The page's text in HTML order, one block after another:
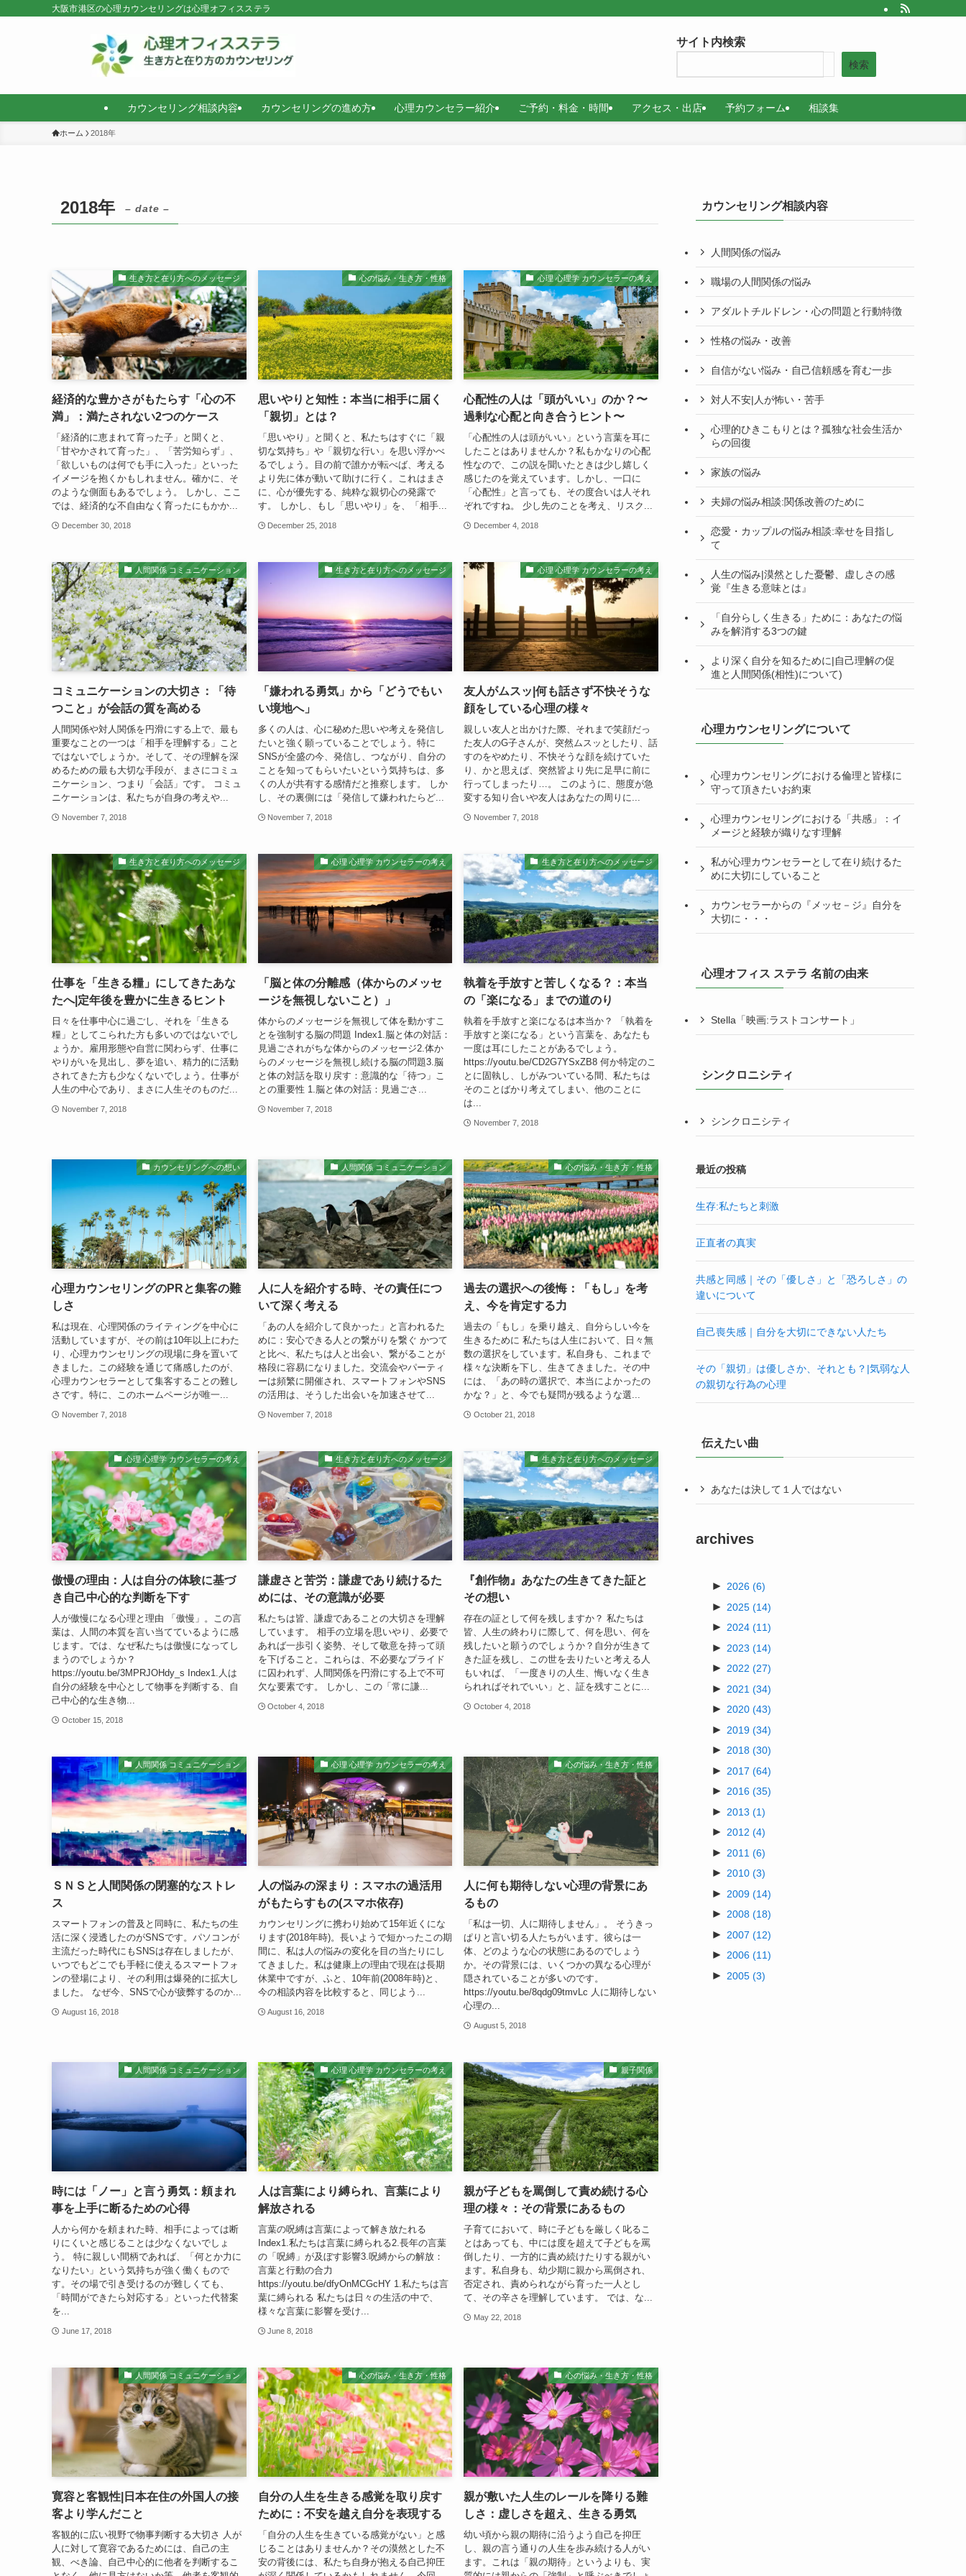
大阪市港区の心理カウンセリングは心理オフィスステラ
カウンセリング相談内容 カウンセリングの進め方 心理カウンセラー紹介 ご予約・料金・時間 アクセス・出店 予約フォーム 相談集
サイト内検索
検索
ホーム 2018年
2018年 – date –
生き方と在り方へのメッセージ
経済的な豊かさがもたらす「心の不
満」：満たされない2つのケース
「経済的に恵まれて育った子」と聞くと、
「甘やかされて育った」、「苦労知らず」、
「欲しいものは何でも手に入った」といった
イメージを抱くかもしれません。確かに、そ
のような側面もあるでしょう。 しかし、ここ
では、経済的な不自由なく育ったにもかか...
December 30, 2018
心の悩み・生き方・性格
思いやりと知性：本当に相手に届く
「親切」とは？
「思いやり」と聞くと、私たちはすぐに「親
切な気持ち」や「親切な行い」を思い浮かべ
るでしょう。目の前で誰かが転べば、考える
より先に体が動いて助けに行く。これはまさ
に、心が優先する、純粋な親切心の発露で
す。 しかし、もし「思いやり」を、「相手...
December 25, 2018
心理 心理学 カウンセラーの考え
心配性の人は「頭がいい」のか？〜
過剰な心配と向き合うヒント〜
「心配性の人は頭がいい」という言葉を耳に
したことはありませんか？私もかなりの心配
性なので、この説を聞いたときは少し嬉しく
感じたのを覚えています。しかし、一口に
「心配性」と言っても、その度合いは人それ
ぞれですね。 少し先のことを考え、リスク...
December 4, 2018
人間関係 コミュニケーション
コミュニケーションの大切さ：「待
つこと」が会話の質を高める
人間関係や対人関係を円滑にする上で、最も
重要なことの一つは「相手を理解する」こと
ではないでしょうか。そして、その理解を深
めるための最も大切な手段が、まさにコミュ
ニケーション、つまり「会話」です。 コミュ
ニケーションは、私たちが自身の考えや...
November 7, 2018
生き方と在り方へのメッセージ
「嫌われる勇気」から「どうでもい
い境地へ」
多くの人は、心に秘めた思いや考えを発信し
たいと強く願っていることでしょう。特に
SNSが全盛の今、発信し、つながり、自分の
ことを知ってもらいたいという気持ちは、多
くの人が共有する感情だと推察します。 しか
し、その裏側には「発信して嫌われたらど...
November 7, 2018
心理 心理学 カウンセラーの考え
友人がムスッ|何も話さず不快そうな
顔をしている心理の様々
親しい友人と出かけた際、それまで笑顔だっ
た友人のG子さんが、突然ムスッとしたり、話
すのをやめたり、不快そうな顔を続けていた
り、かと思えば、突然皆より先に足早に前に
行ってしまったり…。 このように、態度が急
変する知り合いや友人はあなたの周りに...
November 7, 2018
生き方と在り方へのメッセージ
仕事を「生きる糧」にしてきたあな
たへ|定年後を豊かに生きるヒント
日々を仕事中心に過ごし、それを「生きる
糧」としてこられた方も多いのではないでし
ょうか。雇用形態や自営に関わらず、仕事に
やりがいを見出し、夢を追い、精力的に活動
されてきた方も少なくないでしょう。仕事が
人生の中心であり、まさに人生そのものだ...
November 7, 2018
心理 心理学 カウンセラーの考え
「脳と体の分離感（体からのメッセ
ージを無視しないこと）」
体からのメッセージを無視して体を動かすこ
とを強制する脳の問題 Index1.脳と体の対話：
見過ごされがちな体からのメッセージ2.体か
らのメッセージを無視し続ける脳の問題3.脳
と体の対話を取り戻す：意識的な「待つ」こ
との重要性 1.脳と体の対話：見過ごさ...
November 7, 2018
生き方と在り方へのメッセージ
執着を手放すと苦しくなる？：本当
の「楽になる」までの道のり
執着を手放すと楽になるは本当か？ 「執着を
手放すと楽になる」という言葉を、あなたも
一度は耳にしたことがあるでしょう。
https://youtu.be/CD2G7YSxZB8 何か特定のこ
とに固執し、しがみついている間、私たちは
そのことばかり考えてしまい、他のことに
は...
November 7, 2018
カウンセリングへの想い
心理カウンセリングのPRと集客の難
しさ
私は現在、心理関係のライティングを中心に
活動していますが、その前は10年以上にわた
り、心理カウンセリングの現場に身を置いて
きました。この経験を通じて痛感したのが、
心理カウンセラーとして集客することの難し
さです。特に、このホームページが唯一...
November 7, 2018
人間関係 コミュニケーション
人に人を紹介する時、その責任につ
いて深く考える
「あの人を紹介して良かった」と言われるた
めに：安心できる人との繋がりを繋ぐ かつて
と比べ、私たちは人と出会い、繋がることが
格段に容易になりました。交流会やパーティ
ーは頻繁に開催され、スマートフォンやSNS
の活用は、そうした出会いを加速させて...
November 7, 2018
心の悩み・生き方・性格
過去の選択への後悔：「もし」を考
え、今を肯定する力
過去の「もし」を乗り越え、自分らしい今を
生きるために 私たちは人生において、日々無
数の選択をしています。私自身も、これまで
様々な決断を下し、生きてきました。その中
には、「あの時の選択で、本当によかったの
かな？」と、今でも疑問が残るような選...
October 21, 2018
心理 心理学 カウンセラーの考え
傲慢の理由：人は自分の体験に基づ
き自己中心的な判断を下す
人が傲慢になる心理と理由 「傲慢」。この言
葉は、人間の本質を言い当てているように感
じます。では、なぜ私たちは傲慢になってし
まうのでしょうか？
https://youtu.be/3MPRJOHdy_s Index1.人は
自分の経験を中心として物事を判断する、自
己中心的な生き物...
October 15, 2018
生き方と在り方へのメッセージ
謙虚さと苦労：謙虚であり続けるた
めには、その意識が必要
私たちは皆、謙虚であることの大切さを理解
しています。 相手の立場を思いやり、必要で
あれば一歩引く姿勢、そして敬意を持って頭
を下げること。これらは、不必要なプライド
に囚われず、人間関係を円滑にする上で不可
欠な要素です。 しかし、この「常に謙...
October 4, 2018
生き方と在り方へのメッセージ
『創作物』あなたの生きてきた証と
その想い
存在の証として何を残しますか？ 私たちは
皆、人生の終わりに際して、何を思い、何を
残したいと願うのでしょうか？自分が生きて
きた証を残し、この世を去りたいと考える人
もいれば、「一度きりの人生、悔いなく生き
られればそれでいい」と、証を残すことに...
October 4, 2018
人間関係 コミュニケーション
ＳＮＳと人間関係の閉塞的なストレ
ス
スマートフォンの普及と同時に、私たちの生
活に深く浸透したのがSNSです。パソコンが
主流だった時代にもSNSは存在しましたが、
いつでもどこでも手軽に使えるスマートフォ
ンの登場により、その利用は爆発的に拡大し
ました。 なぜ今、SNSで心が疲弊するのか...
August 16, 2018
心理 心理学 カウンセラーの考え
人の悩みの深まり：スマホの過活用
がもたらすもの(スマホ依存)
カウンセリングに携わり始めて15年近くにな
ります(2018年時)。長いようで短かったこの期
間に、私は人の悩みの変化を目の当たりにし
てきました。私は健康上の理由で現在は長期
休業中ですが、ふと、10年前(2008年時)と、
今の相談内容を比較すると、同じよう...
August 16, 2018
心の悩み・生き方・性格
人に何も期待しない心理の背景にあ
るもの
「私は一切、人に期待しません」。 そうきっ
ぱりと言い切る人たちがいます。彼らは一
体、どのような心の状態にあるのでしょう
か。その背景には、いくつかの異なる心理が
隠されていることが多いのです。
https://youtu.be/8qdg09tmvLc 人に期待しない
心理の...
August 5, 2018
人間関係 コミュニケーション
時には「ノー」と言う勇気：頼まれ
事を上手に断るための心得
人から何かを頼まれた時、相手によっては断
りにくいと感じることは少なくないでしょ
う。 特に親しい間柄であれば、「何とか力に
なりたい」という気持ちが強く働くもので
す。その場で引き受けるのが難しくても、
「時間ができたら対応する」といった代替案
を...
June 17, 2018
心理 心理学 カウンセラーの考え
人は言葉により縛られ、言葉により
解放される
言葉の呪縛は言葉によって解き放たれる
Index1.私たちは言葉に縛られる2.長年の言葉
の「呪縛」が及ぼす影響3.呪縛からの解放：
言葉と行動の合力
https://youtu.be/dfyOnMCGcHY 1.私たちは言
葉に縛られる 私たちは日々の生活の中で、
様々な言葉に影響を受け...
June 8, 2018
親子関係
親が子どもを罵倒して責め続ける心
理の様々：その背景にあるもの
子育てにおいて、時に子どもを厳しく叱るこ
とはあっても、中には度を超えて子どもを罵
倒したり、一方的に責め続けたりする親がい
ます。私自身も、幼少期に親から罵倒され、
否定され、責められながら育った一人とし
て、その辛さを理解しています。 では、な...
May 22, 2018
人間関係 コミュニケーション
寛容と客観性|日本在住の外国人の接
客より学んだこと
客観的に広い視野で物事判断する大切さ 人が
人に対して寛容であるためには、自己の主
観、べき論、自己中心的に他者を判断するこ
心の悩み・生き方・性格
自分の人生を生きる感覚を取り戻す
ために：不安を越え自分を表現する
「自分の人生を生きている感覚がない」と感
じることはありませんか？その漠然とした不
安の背後には、私たち自身が抱える自己抑圧
心の悩み・生き方・性格
親が敷いた人生のレールを降りる難
しさ：虚しさを超え、生きる勇気
幼い頃から親の期待に沿うよう自己を抑圧
し、親の言う通りの人生を歩み続ける人がい
ます。これは「親の期待」というよりも、実
カウンセリング相談内容
人間関係の悩み
職場の人間関係の悩み
アダルトチルドレン・心の問題と行動特徴
性格の悩み・改善
自信がない悩み・自己信頼感を育む一歩
対人不安|人が怖い・苦手
心理的ひきこもりとは？孤独な社会生活か
らの回復
家族の悩み
夫婦の悩み相談:関係改善のために
恋愛・カップルの悩み相談:幸せを目指し
て
人生の悩み|漠然とした憂鬱、虚しさの感
覚『生きる意味とは』
「自分らしく生きる」ために：あなたの悩
みを解消する3つの鍵
より深く自分を知るために|自己理解の促
進と人間関係(相性)について)
心理カウンセリングについて
心理カウンセリングにおける倫理と皆様に
守って頂きたいお約束
心理カウンセリングにおける「共感」：イ
メージと経験が織りなす理解
私が心理カウンセラーとして在り続けるた
めに大切にしていること
カウンセラーからの『メッセ－ジ』自分を
大切に・・・
心理オフィス ステラ 名前の由来
Stella「映画:ラストコンサート」
シンクロニシティ
シンクロニシティ
最近の投稿
生存:私たちと刺激
正直者の真実
共感と同感｜その「優しさ」と「恐ろしさ」の
違いについて
自己喪失感｜自分を大切にできない人たち
その「親切」は優しさか、それとも？|気弱な人
の親切な行為の心理
伝えたい曲
あなたは決して１人ではない
archives
► 2026 (6)
► 2025 (14)
► 2024 (11)
► 2023 (14)
► 2022 (27)
► 2021 (34)
► 2020 (43)
► 2019 (34)
► 2018 (30)
► 2017 (64)
► 2016 (35)
► 2013 (1)
► 2012 (4)
► 2011 (6)
► 2010 (3)
► 2009 (14)
► 2008 (18)
► 2007 (12)
► 2006 (11)
► 2005 (3)